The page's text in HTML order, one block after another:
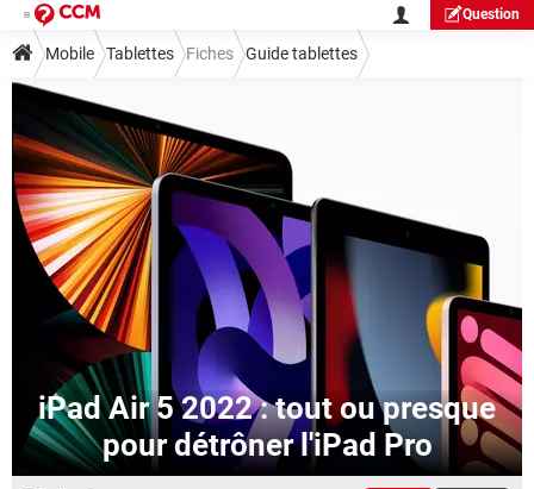
Question
Mobile Tablettes Fiches Guide tablettes
iPad Air 5 2022 : tout ou presque
pour détrôner l'iPad Pro